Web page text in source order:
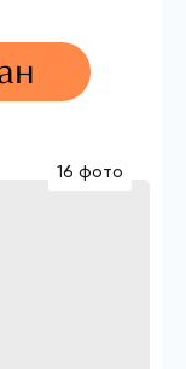
16 фото